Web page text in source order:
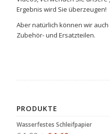
Ergebnis wird Sie überzeugen!
Aber natürlich können wir
Zubehör- und Ersatzteilen.
PRODUKTE
Wasserfestes Schleifpapier